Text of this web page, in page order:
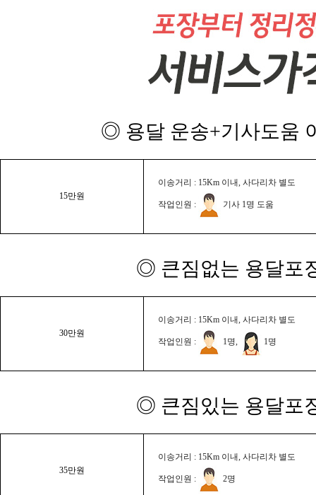
◎ 용달 운송+기사도움
15만원
이송거리 : 15Km 이내, 사다리차 별도
작업인원 : 기사 1명 도움
◎ 큰짐없는 용달포
30만원
이송거리 : 15Km 이내, 사다리차 별도
작업인원 : 1명, 1명
◎ 큰짐있는 용달포
35만원
이송거리 : 15Km 이내, 사다리차 별도
작업인원 : 2명